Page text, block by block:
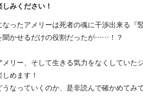
みください！
ったアメリーは死者の魂に干渉出来る『
聞かせるだけの役割だったが……！？
リー、そして生きる気力をなくしていた
めます！
なっていくのか、是非読んで確かめてみ